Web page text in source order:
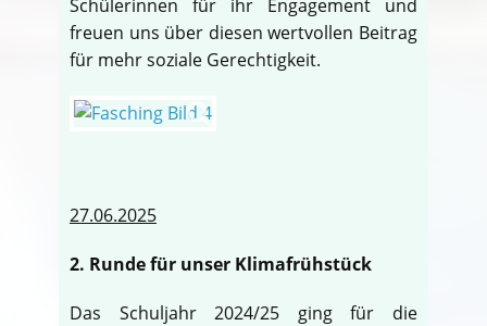
Schülerinnen für ihr Engagement und
freuen uns über diesen wertvollen Beitrag
für mehr soziale Gerechtigkeit.
27.06.2025
2. Runde für unser Klimafrühstück
Das Schuljahr 2024/25 ging für die